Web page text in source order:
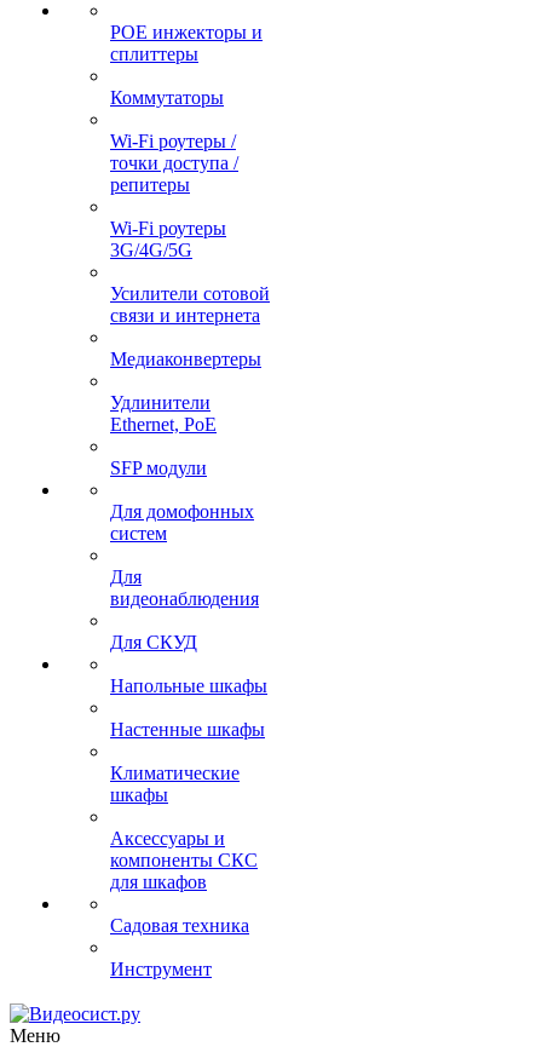
POE инжекторы и
сплиттеры
Коммутаторы
Wi-Fi роутеры /
точки доступа /
репитеры
Wi-Fi роутеры
3G/4G/5G
Усилители сотовой
связи и интернета
Медиаконвертеры
Удлинители
Ethernet, PoE
SFP модули
Для домофонных
систем
Для
видеонаблюдения
Для СКУД
Напольные шкафы
Настенные шкафы
Климатические
шкафы
Аксессуары и
компоненты СКС
для шкафов
Садовая техника
Инструмент
Меню